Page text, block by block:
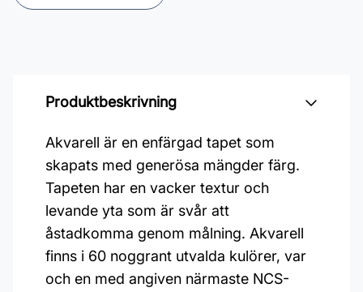
Produktbeskrivning
Akvarell är en enfärgad tapet som
skapats med generösa mängder färg.
Tapeten har en vacker textur och
levande yta som är svår att
åstadkomma genom målning. Akvarell
finns i 60 noggrant utvalda kulörer, var
och en med angiven närmaste NCS-